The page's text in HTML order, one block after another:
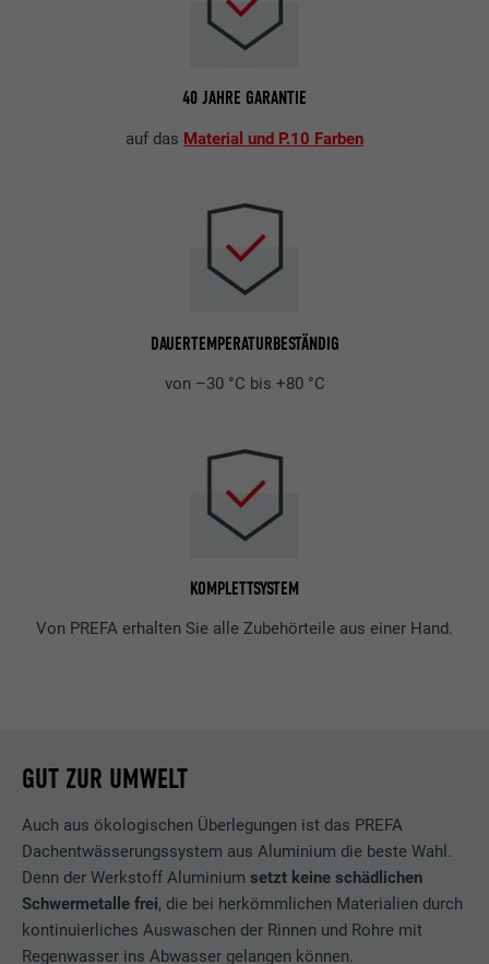
40 JAHRE GARANTIE
auf das Material und P.10 Farben
DAUERTEMPERATURBESTÄNDIG
von –30 °C bis +80 °C
KOMPLETTSYSTEM
Von PREFA erhalten Sie alle Zubehörteile aus einer Hand.
GUT ZUR UMWELT
Auch aus ökologischen Überlegungen ist das PREFA
Dachentwässerungssystem aus Aluminium die beste Wahl.
Denn der Werkstoff Aluminium setzt keine schädlichen
Schwermetalle frei, die bei herkömmlichen Materialien durch
kontinuierliches Auswaschen der Rinnen und Rohre mit
Regenwasser ins Abwasser gelangen können.